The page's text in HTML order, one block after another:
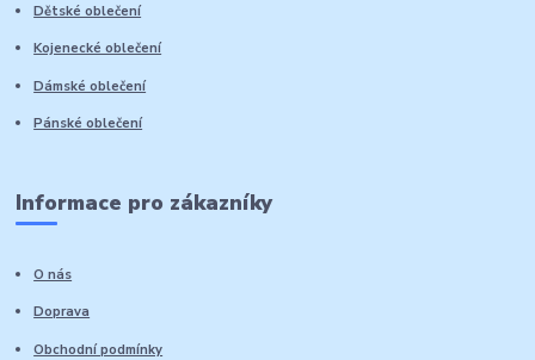
Dětské oblečení
Kojenecké oblečení
Dámské oblečení
Pánské oblečení
Informace pro zákazníky
O nás
Doprava
Obchodní podmínky